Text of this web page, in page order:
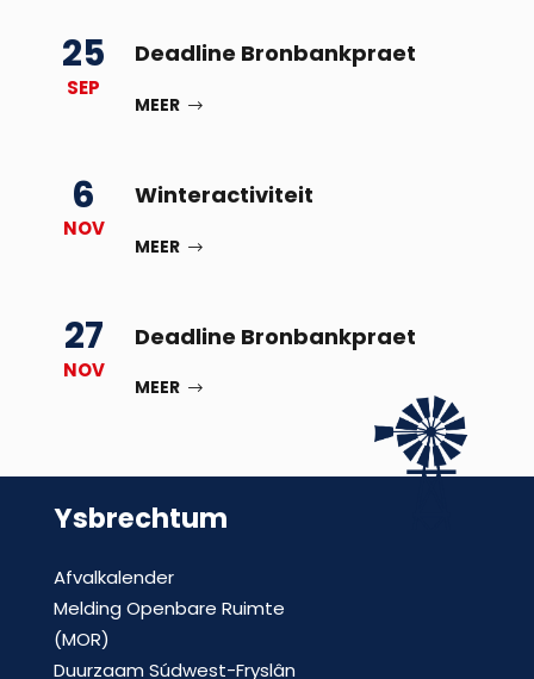
25
SEP
Deadline Bronbankpraet
MEER
6
NOV
Winteractiviteit
MEER
27
NOV
Deadline Bronbankpraet
MEER
Ysbrechtum
Afvalkalender
Melding Openbare Ruimte
(MOR)
Duurzaam Súdwest-Fryslân